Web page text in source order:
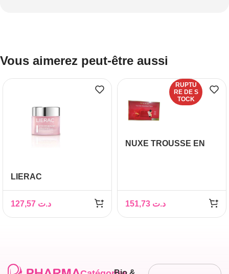
Vous aimerez peut-être aussi
LIERAC
HYDRATANTE
OXYGENANTE
د.ت
RUPTU
RE DE S
TOCK
NUXE TROUSSE EN
CREME MAINS &
ONGLES 50ML
د.ت